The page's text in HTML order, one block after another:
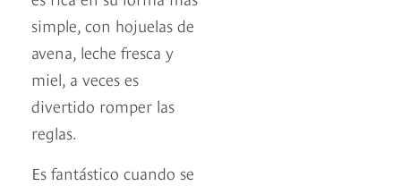
simple, con hojuelas de
avena, leche fresca y
miel, a veces es
divertido romper las
reglas.
Es fantástico cuando se